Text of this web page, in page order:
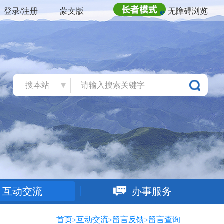
登录/注册 蒙文版 无障碍浏览
搜本站
互动交流 办事服务
首页>互动交流>留言反馈>留言查询